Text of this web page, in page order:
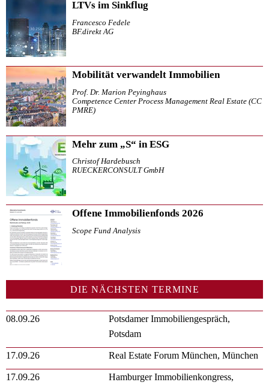
LTVs im Sinkflug
Francesco Fedele
BF.direkt AG
Mobilität verwandelt Immobilien
Prof. Dr. Marion Peyinghaus
Competence Center Process Management Real Estate (CC
PMRE)
Mehr zum „S“ in ESG
Christof Hardebusch
RUECKERCONSULT GmbH
Offene Immobilienfonds 2026
Scope Fund Analysis
DIE NÄCHSTEN TERMINE
08.09.26
Potsdamer Immobiliengespräch,
Potsdam
17.09.26 Real Estate Forum München, München
17.09.26 Hamburger Immobilienkongress,